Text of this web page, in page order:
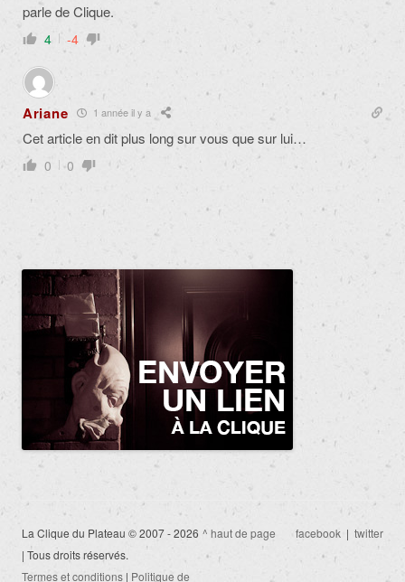
parle de Clique.
4 -4
Ariane 1 année il y a
Cet article en dit plus long sur vous que sur lui…
0 0
La Clique du Plateau © 2007 - 2026
| Tous droits réservés.
Termes et conditions | Politique de
^ haut de page facebook | twitter